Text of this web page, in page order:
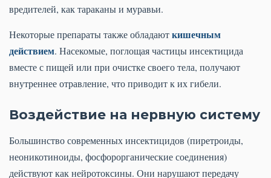
вредителей, как тараканы и муравьи.
Некоторые препараты также обладаюткишечным
действием. Насекомые, поглощая частицы инсектицида
вместе с пищей или при очистке своего тела, получают
внутреннее отравление, что приводит к их гибели.
Воздействие на нервную систему
Большинство современных инсектицидов (пиретроиды,
неоникотиноиды, фосфорорганические соединения)
действуют как нейротоксины. Они нарушают передачу